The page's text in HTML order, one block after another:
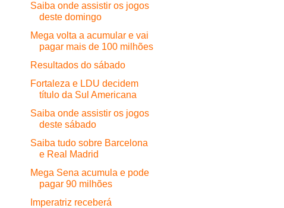
Saiba onde assistir os jogos
deste domingo
Mega volta a acumular e vai
pagar mais de 100 milhões
Resultados do sábado
Fortaleza e LDU decidem
título da Sul Americana
Saiba onde assistir os jogos
deste sábado
Saiba tudo sobre Barcelona
e Real Madrid
Mega Sena acumula e pode
pagar 90 milhões
Imperatriz receberá